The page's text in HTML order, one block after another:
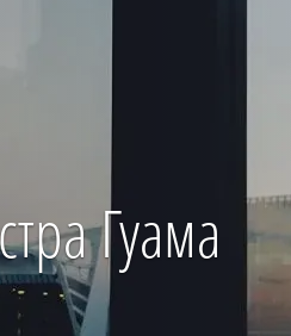
Гуама